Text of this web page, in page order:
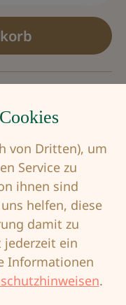
BH dient
Brust nach
oder nach…
von Dritten), um
Service zu
ihnen sind
helfen, diese
damit zu
jederzeit ein
Informationen
.